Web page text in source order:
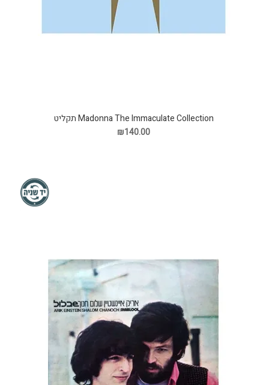
Madonna The Immaculate Collection תקליט
₪140.00